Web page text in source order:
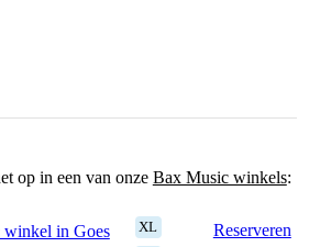
op in een van onze Bax Music winkels:
in Goes XL
Reserveren